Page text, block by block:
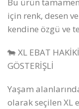
için renk, desen
kendine özgü ve
🐄 XL EBAT
GÖSTERİŞLİ
Yaşam
olarak seçilen XL